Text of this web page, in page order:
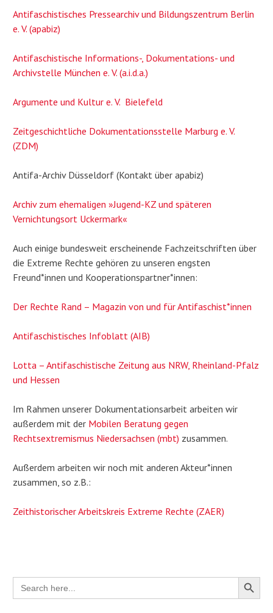
Antifaschistisches Pressearchiv und Bildungszentrum Berlin
e. V. (apabiz)
Antifaschistische Informations-, Dokumentations- und
Archivstelle München e. V. (a.i.d.a.)
Argumente und Kultur e. V. Bielefeld
Zeitgeschichtliche Dokumentationsstelle Marburg e. V.
(ZDM)
Antifa-Archiv Düsseldorf (Kontakt über apabiz)
Archiv zum ehemaligen »Jugend-KZ und späteren
Vernichtungsort Uckermark«
Auch einige bundesweit erscheinende Fachzeitschriften über
die Extreme Rechte gehören zu unseren engsten
Freund*innen und Kooperationspartner*innen:
Der Rechte Rand – Magazin von und für Antifaschist*innen
Antifaschistisches Infoblatt (AIB)
Lotta – Antifaschistische Zeitung aus NRW, Rheinland-Pfalz
und Hessen
Im Rahmen unserer Dokumentationsarbeit arbeiten wir
außerdem mit der Mobilen Beratung gegen
Rechtsextremismus Niedersachsen (mbt) zusammen.
Außerdem arbeiten wir noch mit anderen Akteur*innen
zusammen, so z.B.:
Zeithistorischer Arbeitskreis Extreme Rechte (ZAER)
Search
for:
SEARCH BUTTON